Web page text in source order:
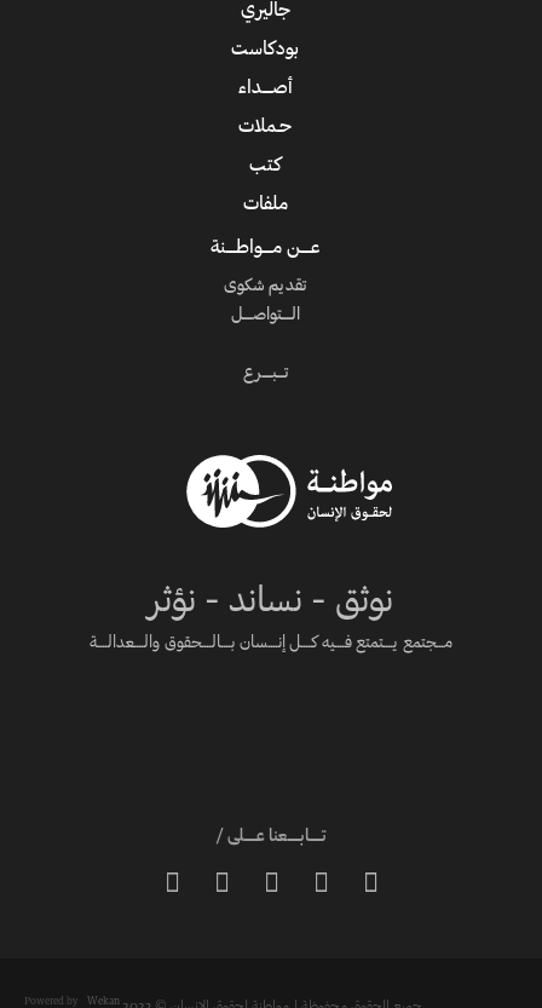
نوثق - نساند - نؤثر
مـــجتمع يــــتمتع فــــيه كــــل إنــــسان بــــالــــحقوق والــــعدالــــة
تـــــابـــــعنا عـــــلى /





جاليري
بودكاست
أصــــداء
حـملات
كتب
ملفات
عــــن مــــواطــــنة
تقديم شكوى
الــــتواصــــل
تـــبــــرع
Powered by Wekan